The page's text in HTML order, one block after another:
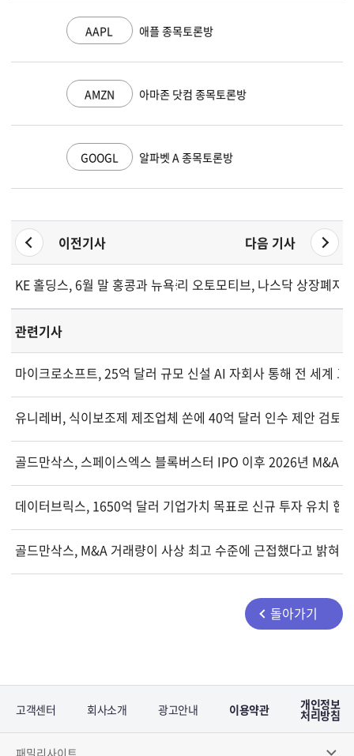
애플 종목토론방
아마존 닷컴 종목토론방
알파벳 A 종목토론방
이전기사 다음 기사
KE 홀딩스, 6월 말 홍콩과 뉴욕증시에서 자사주 매입 세부사항
리 오토모티브, 나스닥 상장폐지
관련기사
마이크로소프트, 25억 달러 규모 신설 AI 자회사 통해 전 세계
유니레버, 식이보조제 제조업체 쏜에 40억 달러 인수 제안 검토
골드만삭스, 스페이스엑스 블록버스터 IPO 이후 2026년 M&A
데이터브릭스, 1650억 달러 기업가치 목표로 신규 투자 유치 협
골드만삭스, M&A 거래량이 사상 최고 수준에 근접했다고 밝혀
돌아가기
고객센터 회사소개 광고안내 이용약관 개인정보
처리방침